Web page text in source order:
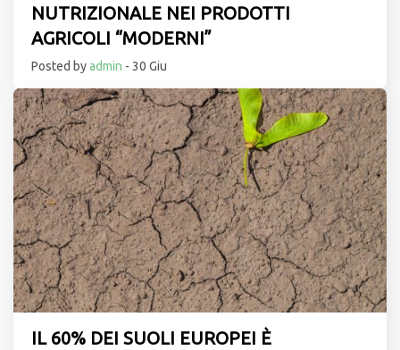
NUTRIZIONALE NEI PRODOTTI
AGRICOLI “MODERNI”
Posted byadmin - 30 Giu
IL 60% DEI SUOLI EUROPEI È